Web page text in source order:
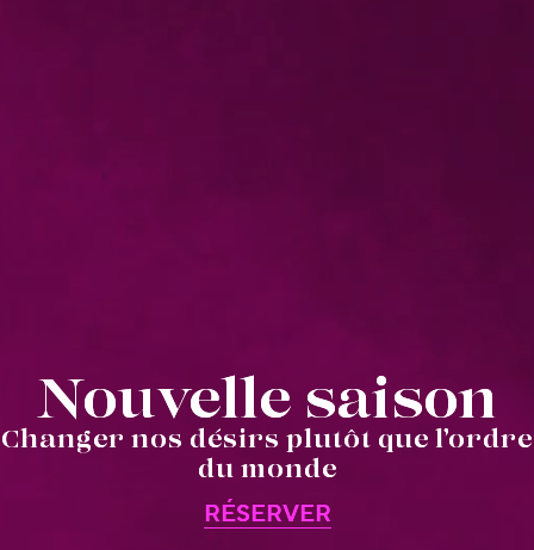
Nouvelle saison
Changer nos désirs plutôt que l’ordre
du monde
RÉSERVER